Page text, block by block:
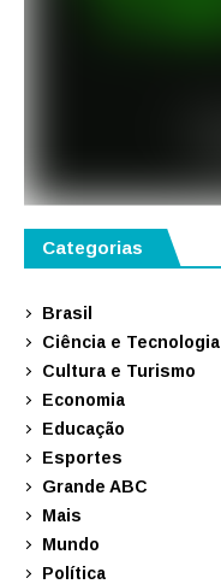
Categorias
Brasil
Ciência e Tecnologia
Cultura e Turismo
Economia
Educação
Esportes
Grande ABC
Mais
Mundo
Política